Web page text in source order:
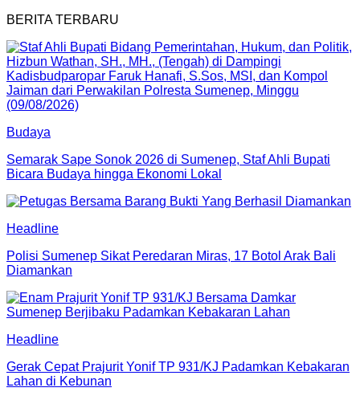
BERITA TERBARU
Budaya
Semarak Sape Sonok 2026 di Sumenep, Staf Ahli Bupati
Bicara Budaya hingga Ekonomi Lokal
Headline
Polisi Sumenep Sikat Peredaran Miras, 17 Botol Arak Bali
Diamankan
Headline
Gerak Cepat Prajurit Yonif TP 931/KJ Padamkan Kebakaran
Lahan di Kebunan